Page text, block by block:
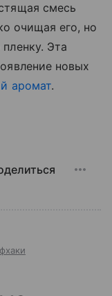
смесь
очищая его, но
Эта
новых
аромат.